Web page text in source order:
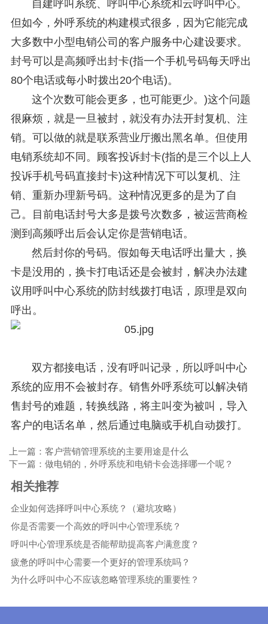
自建呼叫系统、呼叫中心系统和云呼叫中心。
但如今，外呼系统的构建模式很多，因为它能完成
大多数中小型电销公司的客户服务中心建设要求。
封号可以是高频呼出封卡(指一个手机号码每天呼出
80个电话或每小时拨出20个电话)。
这个次数可能会更多，也可能更少。)这个问题
很麻烦，就是一旦被封，就没有办法开封复机、注
销。可以做的就是联系营业厅搬出黑名单。但使用
电销系统却不同。顾客投诉封卡(指的是三个以上人
投诉手机号码直接封卡)这种情况下可以复机、注
销、重新办理新号码。这种情况更多的是为了自
己。目前电话封号大多是拨号次数多，被运营商检
测到高频呼出后会认定你是营销电话。
然后封你的号码。假如每天电话呼出量大，换
卡是没用的，换卡打电话还是会被封，解决办法建
议用呼叫中心系统的防封线拨打电话，原理是双向
呼出。
双方都接电话，没有呼叫记录，所以呼叫中心
系统的应用不会被封存。销售外呼系统可以解决销
售封号的难题，转换线路，将主叫变为被叫，导入
客户的电话名单，然后通过电脑或手机自动拨打。
上一篇：客户营销管理系统的主要用途是什么
下一篇：做电销的，外呼系统和电销卡会选择哪一个呢？
相关推荐
企业如何选择呼叫中心系统？（避坑攻略）
你是否需要一个高效的呼叫中心管理系统？
呼叫中心管理系统是否能帮助提高客户满意度？
疲惫的呼叫中心需要一个更好的管理系统吗？
为什么呼叫中心不应该忽略管理系统的重要性？